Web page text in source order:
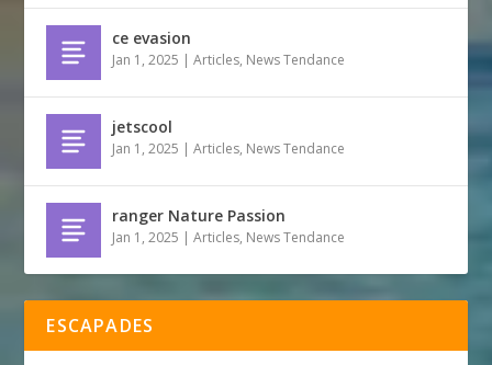
ce evasion
Jan 1, 2025 |Articles, News Tendance
jetscool
Jan 1, 2025 |Articles, News Tendance
ranger Nature Passion
Jan 1, 2025 |Articles, News Tendance
ESCAPADES